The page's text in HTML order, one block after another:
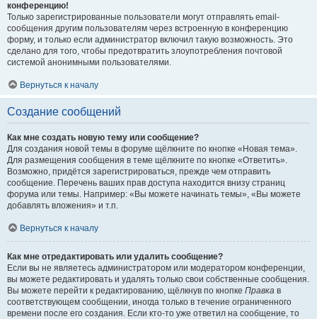
конференцию!
Только зарегистрированные пользователи могут отправлять email-
сообщения другим пользователям через встроенную в конференцию
форму, и только если администратор включил такую возможность. Это
сделано для того, чтобы предотвратить злоупотребления почтовой
системой анонимными пользователями.
Вернуться к началу
Создание сообщений
Как мне создать новую тему или сообщение?
Для создания новой темы в форуме щёлкните по кнопке «Новая тема».
Для размещения сообщения в теме щёлкните по кнопке «Ответить».
Возможно, придётся зарегистрироваться, прежде чем отправить
сообщение. Перечень ваших прав доступа находится внизу страниц
форума или темы. Например: «Вы можете начинать темы», «Вы можете
добавлять вложения» и т.п.
Вернуться к началу
Как мне отредактировать или удалить сообщение?
Если вы не являетесь администратором или модератором конференции,
вы можете редактировать и удалять только свои собственные сообщения.
Вы можете перейти к редактированию, щёлкнув по кнопке Правка в
соответствующем сообщении, иногда только в течение ограниченного
времени после его создания. Если кто-то уже ответил на сообщение, то